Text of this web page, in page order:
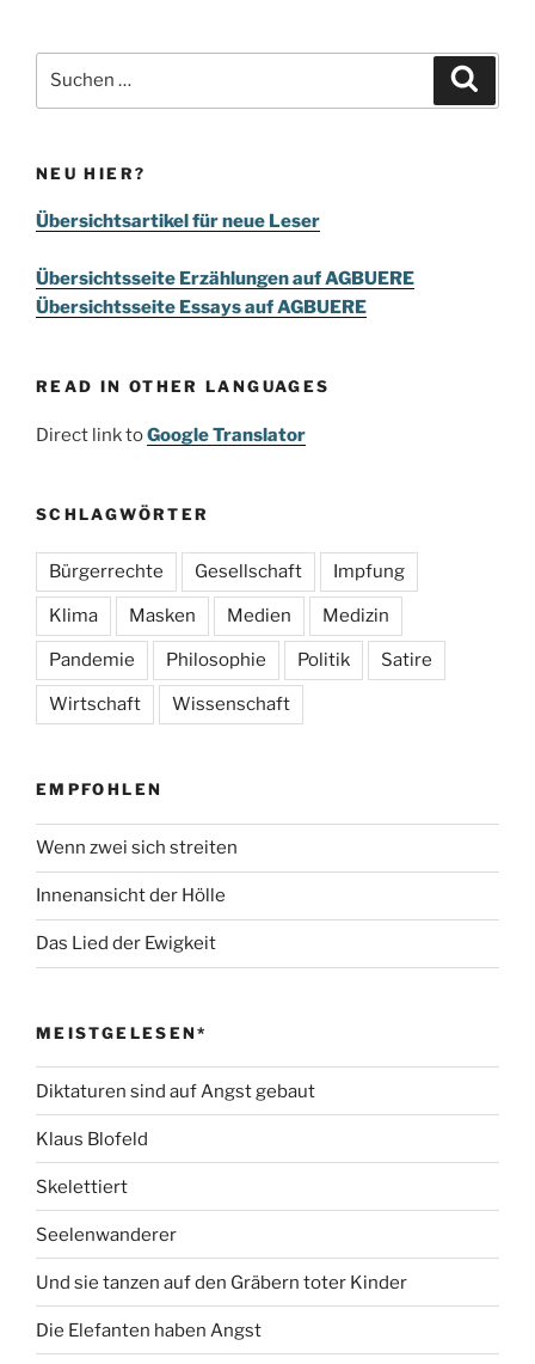
nach:
NEU HIER?
Übersichtsartikel für neue Leser
Übersichtsseite Erzählungen auf AGBUERE
Übersichtsseite Essays auf AGBUERE
READ IN OTHER LANGUAGES
Direct link toGoogle Translator
SCHLAGWÖRTER
Bürgerrechte Gesellschaft Impfung
Klima Masken Medien Medizin
Pandemie Philosophie Politik Satire
Wirtschaft Wissenschaft
EMPFOHLEN
Wenn zwei sich streiten
Innenansicht der Hölle
Das Lied der Ewigkeit
MEISTGELESEN*
Diktaturen sind auf Angst gebaut
Klaus Blofeld
Skelettiert
Seelenwanderer
Und sie tanzen auf den Gräbern toter Kinder
Die Elefanten haben Angst